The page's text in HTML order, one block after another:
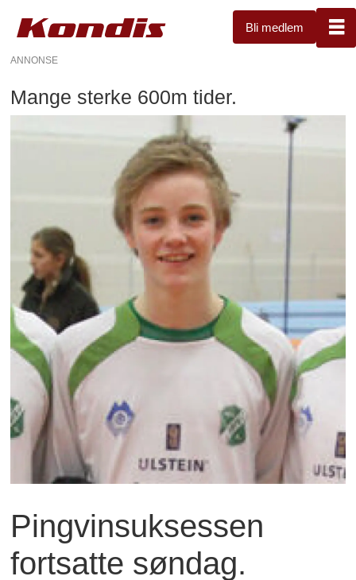
Bli medlem
ANNONSE
Mange sterke 600m tider.
Pingvinsuksessen
fortsatte søndag.